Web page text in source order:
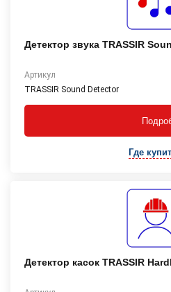
Детектор звука TRASSIR
Артикул
TRASSIR Sound Detector
Где
Детектор касок TRASSIR